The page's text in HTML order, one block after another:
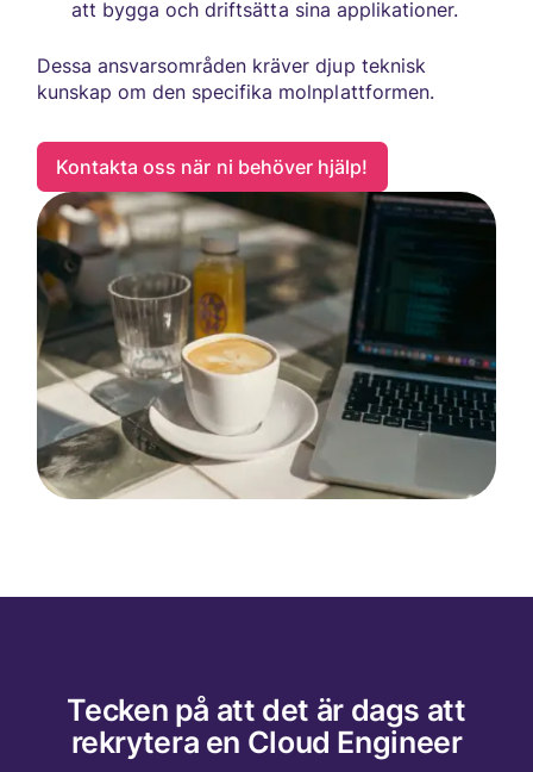
att bygga och driftsätta sina applikationer.
Dessa ansvarsområden kräver djup teknisk
kunskap om den specifika molnplattformen.
Kontakta oss när ni behöver hjälp!
Tecken på att det är dags att
rekrytera en Cloud Engineer